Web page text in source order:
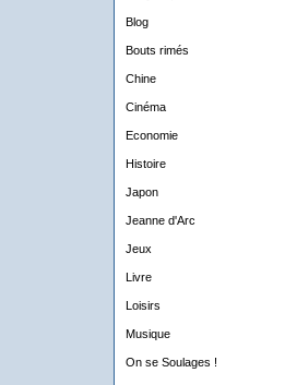
Blog
Bouts rimés
Chine
Cinéma
Economie
Histoire
Japon
Jeanne d'Arc
Jeux
Livre
Loisirs
Musique
On se Soulages !